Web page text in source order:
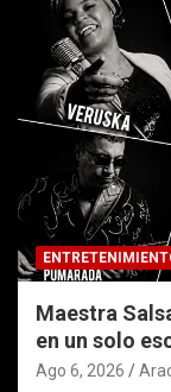
Maestra
en un solo
Ago 6, 2026